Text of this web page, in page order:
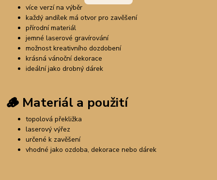
více verzí na výběr
každý andílek má otvor pro zavěšení
přírodní materiál
jemné laserové gravírování
možnost kreativního dozdobení
krásná vánoční dekorace
ideální jako drobný dárek
🪵 Materiál a použití
topolová překližka
laserový výřez
určené k zavěšení
vhodné jako ozdoba, dekorace nebo dárek